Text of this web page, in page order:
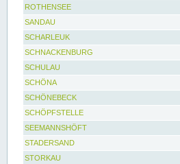
ROTHENSEE
SANDAU
SCHARLEUK
SCHNACKENBURG
SCHULAU
SCHÖNA
SCHÖNEBECK
SCHÖPFSTELLE
SEEMANNSHÖFT
STADERSAND
STORKAU